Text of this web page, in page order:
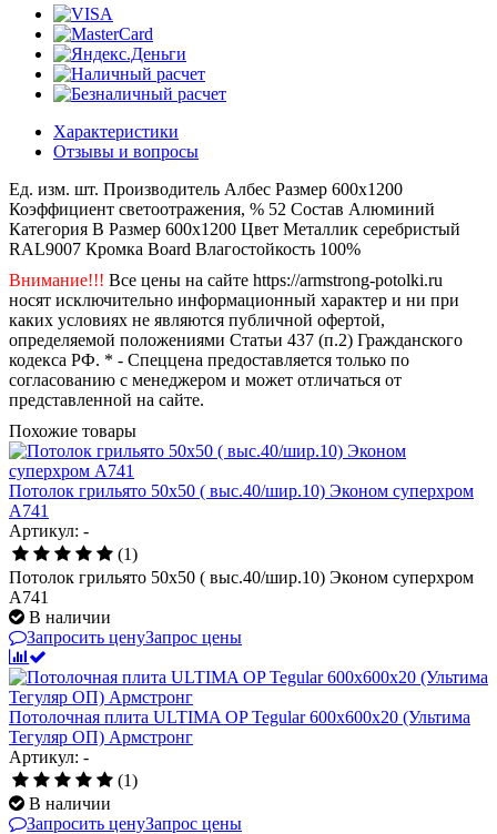
Характеристики
Отзывы и вопросы
Ед. изм. шт. Производитель Албес Размер 600x1200
Коэффициент светоотражения, % 52 Состав Алюминий
Категория B Размер 600x1200 Цвет Металлик серебристый
RAL9007 Кромка Board Влагостойкость 100%
Внимание!!! Все цены на сайте https://armstrong-potolki.ru
носят исключительно информационный характер и ни при
каких условиях не являются публичной офертой,
определяемой положениями Статьи 437 (п.2) Гражданского
кодекса РФ. * - Спеццена предоставляется только по
согласованию с менеджером и может отличаться от
представленной на сайте.
Похожие товары
Потолок грильято 50х50 ( выс.40/шир.10) Эконом суперхром
А741
Артикул: -
(1)
Потолок грильято 50х50 ( выс.40/шир.10) Эконом суперхром
А741
В наличии
Запросить ценуЗапрос цены
Потолочная плита ULTIMA OP Tegular 600x600x20 (Ультима
Тегуляр ОП) Армстронг
Артикул: -
(1)
В наличии
Запросить ценуЗапрос цены